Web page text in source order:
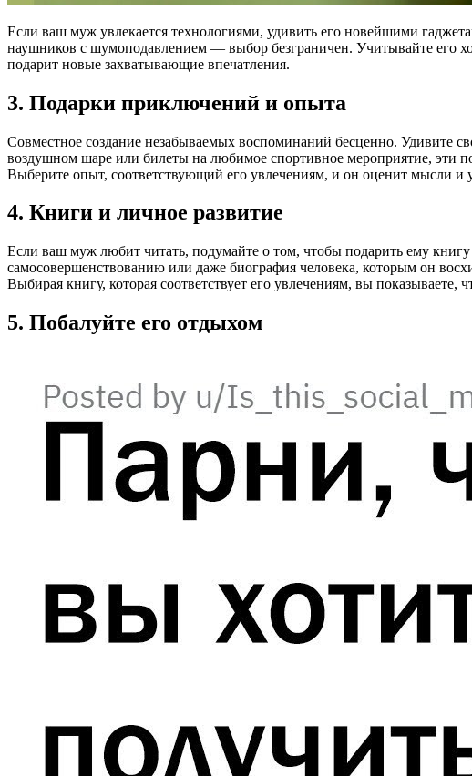
Если ваш муж увлекается технологиями, удивить его новейшими
наушников с шумоподавлением — выбор безграничен. Учитывайте его
подарит новые захватывающие впечатления.
3. Подарки приключений и опыта
Совместное создание незабываемых воспоминаний бесценно. Удивите
воздушном шаре или билеты на любимое спортивное мероприятие, эти
Выберите опыт, соответствующий его увлечениям, и он оценит мысли и
4. Книги и личное развитие
Если ваш муж любит читать, подумайте о том, чтобы подарить ему
самосовершенствованию или даже биография человека, которым он
Выбирая книгу, которая соответствует его увлечениям, вы показываете,
5. Побалуйте его отдыхом